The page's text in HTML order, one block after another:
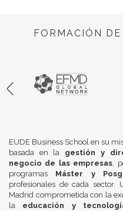
FORMACIÓN
EUDE Business School en su
basada en la gestión y
negocio de las empresas,
programas Máster y
profesionales de cada sector.
Madrid comprometida con la
la educación y